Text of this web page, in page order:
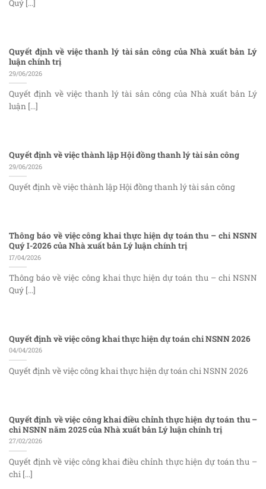
Quý [...]
Quyết định về việc thanh lý tài sản công của Nhà xuất bản Lý
luận chính trị
29/06/2026
Quyết định về việc thanh lý tài sản công của Nhà xuất bản Lý
luận [...]
Quyết định về việc thành lập Hội đồng thanh lý tài sản công
29/06/2026
Quyết định về việc thành lập Hội đồng thanh lý tài sản công
Thông báo về việc công khai thực hiện dự toán thu – chi NSNN
Quý I-2026 của Nhà xuất bản Lý luận chính trị
17/04/2026
Thông báo về việc công khai thực hiện dự toán thu – chi NSNN
Quý [...]
Quyết định về việc công khai thực hiện dự toán chi NSNN 2026
04/04/2026
Quyết định về việc công khai thực hiện dự toán chi NSNN 2026
Quyết định về việc công khai điều chỉnh thực hiện dự toán thu –
chi NSNN năm 2025 của Nhà xuất bản Lý luận chính trị
27/02/2026
Quyết định về việc công khai điều chỉnh thực hiện dự toán thu –
chi [...]